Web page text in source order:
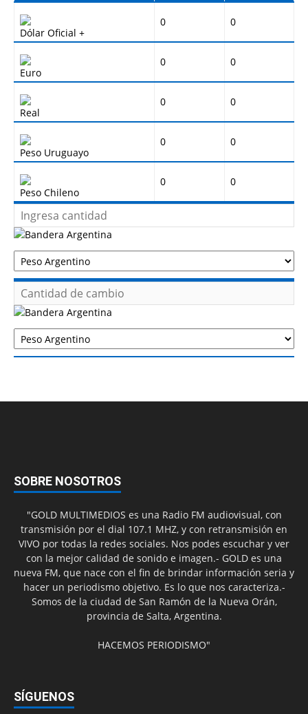
Dólar Oficial +
0 0
Euro
0 0
Real
0 0
Peso Uruguayo
0 0
Peso Chileno
0 0
SOBRE NOSOTROS
"GOLD MULTIMEDIOS es una Radio FM audiovisual, con
transmisión por el dial 107.1 MHZ, y con retransmisión en
VIVO por todas la redes sociales. Nos podes escuchar y ver
con la mejor calidad de sonido e imagen.- GOLD es una
nueva FM, que nace con el fin de brindar información seria y
hacer un periodismo objetivo. Es lo que nos caracteriza.-
Somos de la ciudad de San Ramón de la Nueva Orán,
provincia de Salta, Argentina.
HACEMOS PERIODISMO"
SÍGUENOS